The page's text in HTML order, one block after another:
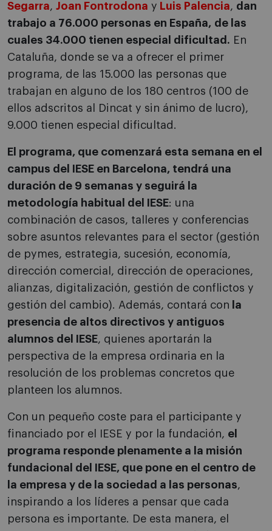
Segarra, Joan Fontrodona y Luis Palencia, dan
trabajo a 76.000 personas en España, de las
cuales 34.000 tienen especial dificultad. En
Cataluña, donde se va a ofrecer el primer
programa, de las 15.000 las personas que
trabajan en alguno de los 180 centros (100 de
ellos adscritos al Dincat y sin ánimo de lucro),
9.000 tienen especial dificultad.
El programa, que comenzará esta semana en el
campus del IESE en Barcelona, tendrá una
duración de 9 semanas y seguirá la
metodología habitual del IESE: una
combinación de casos, talleres y conferencias
sobre asuntos relevantes para el sector (gestión
de pymes, estrategia, sucesión, economía,
dirección comercial, dirección de operaciones,
alianzas, digitalización, gestión de conflictos y
gestión del cambio). Además, contará con la
presencia de altos directivos y antiguos
alumnos del IESE, quienes aportarán la
perspectiva de la empresa ordinaria en la
resolución de los problemas concretos que
planteen los alumnos.
Con un pequeño coste para el participante y
financiado por el IESE y por la fundación, el
programa responde plenamente a la misión
fundacional del IESE, que pone en el centro de
la empresa y de la sociedad a las personas,
inspirando a los líderes a pensar que cada
persona es importante. De esta manera, el